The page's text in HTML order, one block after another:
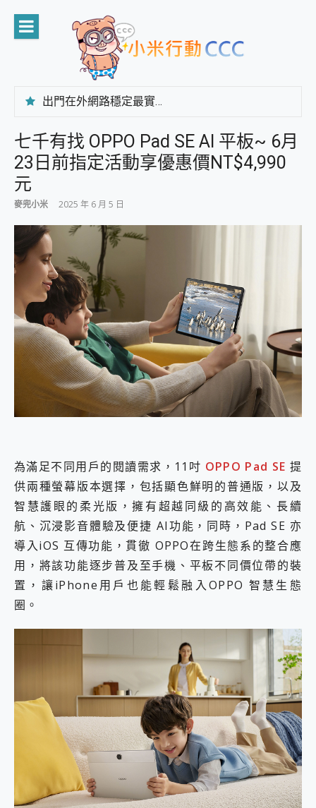
content
出門在外網路穩定最實在 「台灣大哥大」榮獲 4G/5G 在線率全球 NO.3 全台第一與全台六冠王實測心得，走到哪順到哪！
專為 PC上的 XBOX和掌機設計的 FireCuda X1070 SSD 固態硬碟開箱 評測
台灣製攝影機在這裡，100%全無線設計 SpotCam Solo Eco 太陽能防水雲端攝影機 SpotCam Solo 3 2.5K高畫質戶外攝影機 開箱 評測
AI 支付 一錶搞定大小事 Xiaomi Watch 5 開箱 評測
外型超吸晴~ 給您絕佳操控體驗 GravaStar Mercury K1 系列 異星機械鍵盤與 Mercury X 系列 輕量無線電競滑鼠 開箱 評測
開箱~變身「蜘蛛人」椅子軍師！MSI MPG 491CQP QD-OLED 超寬曲面電競螢幕，多工辦公、爽度滿滿的終極桌面體驗
iPhone 17 系列 有認證的防護來囉！ imos 首家導入 UL MCV 行銷宣告驗證的手機配件品牌
DJI Osmo Pocket 3 爽爽帶回家 歡慶 EaseUS 21 週年到來，「Slogan 海報徵稿活動」好康大放送
小巧好吸不擋鏡頭 有Qi2認證的 ONPRO MagReact MXs2 5000mAh薄型磁吸無線急速行動電源 開箱 評測
會走動的冷暖氣 SONY REON POCKET PRO 穿戴式智慧冷暖調溫裝置 開箱 評測
寶可夢飛人外掛iToolab AnyGo全新升級，GO Fest 五折優惠嗨翻天！支援 iOS/Android！
COMPUTEX 2025 來囉！AGI亞奇雷 AI・Gaming・創作儲存方案登場，趕快來AGI亞奇雷挑戰任務抽 PS5！
自帶線的 有線無線都能充 ONPRO MagReact M5 10000mAh 5合1 磁吸無線急速行動電源 開箱 評測
飛利浦 JS7310 ⚡【電急便｜行動儲能救車電源】 可靠的旅行夥伴！帶給您優異的安全性與強大供電效能
是螢幕也是電視! 一機超多用途「MSI微星 Modern MD272UPSW 27型」 4K IPS 輕薄商用智慧聯網螢幕 開箱 評測
您的專屬AI 助手 Yoga Slim 7 Aura Edition 觸控AI筆電 開箱 評測
realme 14 Pro 超硬軍規、冰感變色實測，realme 14 5G 遊戲戰鬥值爆表，效能x娛樂全都要！
iPhone、Apple Watch、AirPods耳機 三個設備充電一起搞定 ONPRO MagReact™ M3 3 in 1可攜摺疊無線充電器 開箱 評測
動靜皆宜「HUAWEI FreeArc」開放式耳掛耳機，無感配戴! 超穩超服貼，音質、通話也很優質
好玩好拍 vivo V50 ~ 口袋裡的 Zeiss 潮流攝影棚!
B&O 精品級音響! Home+ 中嘉寬頻 SoundBox 劇院串流盒 開箱 評測
EaseUS Vocal Remover 免費線上去聲器一鍵去除人聲 人聲 音樂分離 2024 消除人聲推薦
小體積 40000mAh 超大容量 一次充5個設備 充好充滿 CUKTECH 酷態科 300W 微型充電站 開箱 評測
97.3% 恢復率，資料救援就是這麼簡單 EaseUS Data Recovery Wizard Free 18.0.0 業界最好的資料救援軟體
磁碟系統大風吹 有了 磁碟管理程式 EaseUS Partition Master 就是這麼簡單
全新 SONY Xperia 1 VI 開箱! 相機實測! 長焦覆蓋更遠更清晰、2日長續航、頂尖影音娛樂效能~
Xiaomi 14 Ultra 開箱 評測~ 有深度的 Leica 影像旗艦手機! 加碼小旗艦 Xiaomi 14 開箱 評測
vivo TWS 3e 真無線藍牙耳機智慧降噪升級、音質明亮溫潤，並支援雙設備連接~
MSI Claw 掌機專屬配件包 來囉 完美保護 MSI Claw A1M-026TW 電競掌機
七千有找 OPPO Pad SE AI 平板~ 6月
23日前指定活動享優惠價NT$4,990
元
麥兜小米 2025 年 6 月 5 日
為滿足不同用戶的閱讀需求，11吋 OPPO Pad SE 提
供兩種螢幕版本選擇，包括顯色鮮明的普通版，以及
智慧護眼的柔光版，擁有超越同級的高效能、長續
航、沉浸影音體驗及便捷 AI功能，同時，Pad SE 亦
導入iOS 互傳功能，貫徹 OPPO在跨生態系的整合應
用，將該功能逐步普及至手機、平板不同價位帶的裝
置，讓iPhone用戶也能輕鬆融入OPPO 智慧生態
圈。